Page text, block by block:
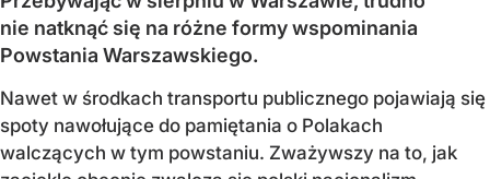
nie natknąć się na różne formy wspominania
Powstania Warszawskiego.
Nawet w środkach transportu publicznego pojawiają się
spoty nawołujące do pamiętania o Polakach
walczących w tym powstaniu. Zważywszy na to, jak